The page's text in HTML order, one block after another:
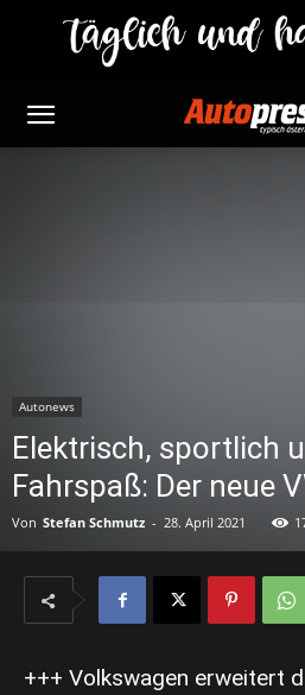
Autonews
Elektrisch, sportlich
Fahrspaß: Der neue
Von Stefan Schmutz - 28. April 2021
+++ Volkswagen erweitert